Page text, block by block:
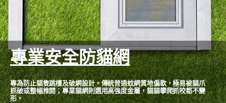
專業安全防貓網
專為防止貓隻跳樓及破網設計。傳統普通蚊網質地偏軟，極易被貓爪
抓破或整幅推開；專業貓網則選用高強度金屬，貓貓攀爬抓咬都不變
形。